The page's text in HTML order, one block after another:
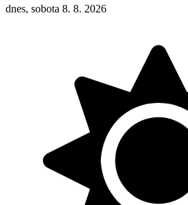
dnes, sobota 8. 8. 2026